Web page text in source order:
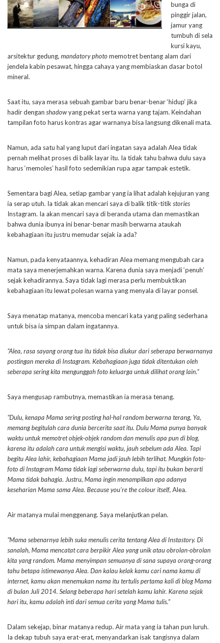
bunga di
pinggir jalan,
jamur yang
tumbuh di sela
kursi kayu,
arsitektur gedung, mandatory photomemotret bentang alam dari
jendela kabin pesawat, hingga cahaya yang membiaskan dasar botol
mineral.
Saat itu, saya merasa sebuah gambar baru benar-benar ‘hidup’ jika
hadir dengan shadowyang pekat serta warna yang tajam. Keindahan
tampilan foto harus kontras agar warnanya bisa langsung dikenali mata.
Namun, ada satu hal yang luput dari ingatan saya adalah Alea tidak
pernah melihat proses di balik layar itu. Ia tidak tahu bahwa dulu saya
harus ‘memoles’ hasil foto sedemikian rupa agar tampak estetik.
Sementara bagi Alea, setiap gambar yang ia lihat adalah kejujuran yang
ia serap utuh. Ia tidak akan mencari saya di balik titik-titikstories
Instagram. Ia akan mencari saya di beranda utama dan memastikan
bahwa dunia ibunya ini benar-benar masih berwarna ataukah
kebahagiaan itu justru memudar sejak ia ada?
Namun, pada kenyataannya, kehadiran Alea memang mengubah cara
mata saya menerjemahkan warna. Karena dunia saya menjadi ‘penuh’
sejak kehadirannya. Saya tidak lagi merasa perlu membuktikan
kebahagiaan itu lewat polesan warna yang menyala di layar ponsel.
Saya menatap matanya, mencoba mencari kata yang paling sederhana
untuk bisa ia simpan dalam ingatannya.
“Alea, rasa sayang orang tua itu tidak bisa diukur dari seberapa berwarnanya
postingan mereka di Instagram. Kebahagiaan juga tidak ditentukan oleh
seberapa sering kita mengunggah foto keluarga untuk dilihat orang lain.”
Saya mengusap rambutnya, memastikan ia merasa tenang.
“Dulu, kenapa Mama sering posting hal-hal random berwarna terang, Ya,
memang begitulah cara dunia bercerita saat itu. Dulu Mama punya banyak
waktu untuk memotret objek-objek random dan menulis apa pun di blog,
karena itu adalah cara untuk mengisi waktu, jauh sebelum ada Alea. Tapi
begitu Alea lahir, kebahagiaan Mama jadi jauh lebih terlihat. Mungkin foto-
foto di Instagram Mama tidak lagi seberwarna dulu, tapi itu bukan berarti
Mama tidak bahagia. Justru, Mama ingin menampilkan apa adanya
keseharian Mama sama Alea. Because you’re the colour itself, Alea.
Air matanya mulai menggenang. Saya melanjutkan pelan.
“Mama sebenarnya lebih suka menulis cerita tentang Alea di Instastory. Di
sanalah, Mama mencatat cara berpikir Alea yang unik atau obrolan-obrolan
kita yang random. Mama menyimpan semuanya di sana supaya orang-orang
tahu betapa istimewanya Alea. Dan kalau kelak kamu cari nama kamu di
internet, kamu akan menemukan nama itu tertulis pertama kali di blog Mama
di bulan Juli 2014. Selang beberapa hari setelah kamu lahir. Karena sejak
hari itu, kamu adalah inti dari semua cerita yang Mama tulis.”
Dalam sekejap, binar matanya redup. Air mata yang ia tahan pun luruh.
Ia dekap tubuh saya erat-erat, menyandarkan isak tangisnya dalam